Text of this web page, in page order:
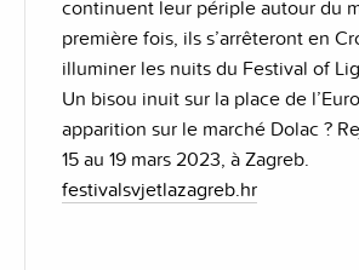
continuent leur périple autour du
première fois, ils s’arrêteront en
illuminer les nuits du Festival of
Un bisou inuit sur la place de
apparition sur le marché Dolac ?
15 au 19 mars 2023, à Zagreb.
festivalsvjetlazagreb.hr